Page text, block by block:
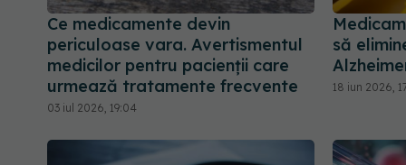
Ce medicamente devin
periculoase vara. Avertismentul
medicilor pentru pacienții care
urmează tratamente frecvente
03 iul 2026, 19:04
să
18 iun 2026,